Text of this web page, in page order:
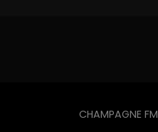
CHAMPAGNE FM